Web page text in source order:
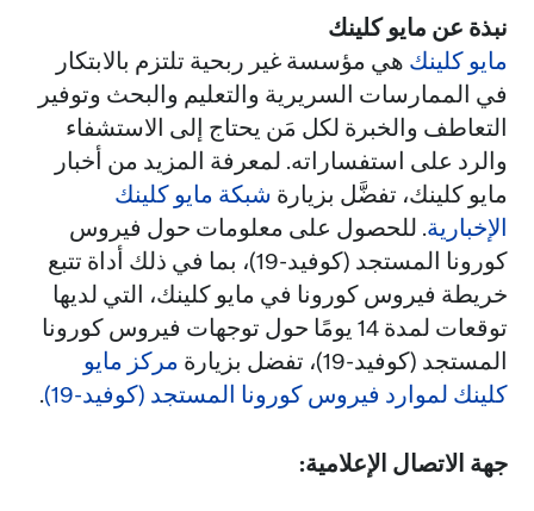
نبذة عن مايو كلينك
مايو كلينك هي مؤسسة غير ربحية تلتزم بالابتكار
في الممارسات السريرية والتعليم والبحث وتوفير
التعاطف والخبرة لكل مَن يحتاج إلى الاستشفاء
والرد على استفساراته. لمعرفة المزيد من أخبار
مايو كلينك، تفضَّل بزيارة شبكة مايو كلينك
الإخبارية. للحصول على معلومات حول فيروس
كورونا المستجد (كوفيد-19)، بما في ذلك أداة تتبع
خريطة فيروس كورونا في مايو كلينك، التي لديها
توقعات لمدة 14 يومًا حول توجهات فيروس كورونا
المستجد (كوفيد-19)، تفضل بزيارة
مركز مايو
كلينك لموارد فيروس كورونا المستجد (كوفيد-19)
.
جهة الاتصال الإعلامية: